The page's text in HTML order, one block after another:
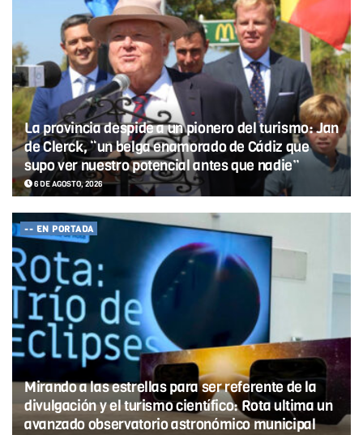
La provincia despide a un pionero del turismo: Jan
de Clerck, “un belga enamorado de Cádiz que
supo ver nuestro potencial antes que nadie”
6 DE AGOSTO, 2026
-- EN PORTADA
Mirando a las estrellas para ser referente de la
divulgación y el turismo científico: Rota ultima un
avanzado observatorio astronómico municipal